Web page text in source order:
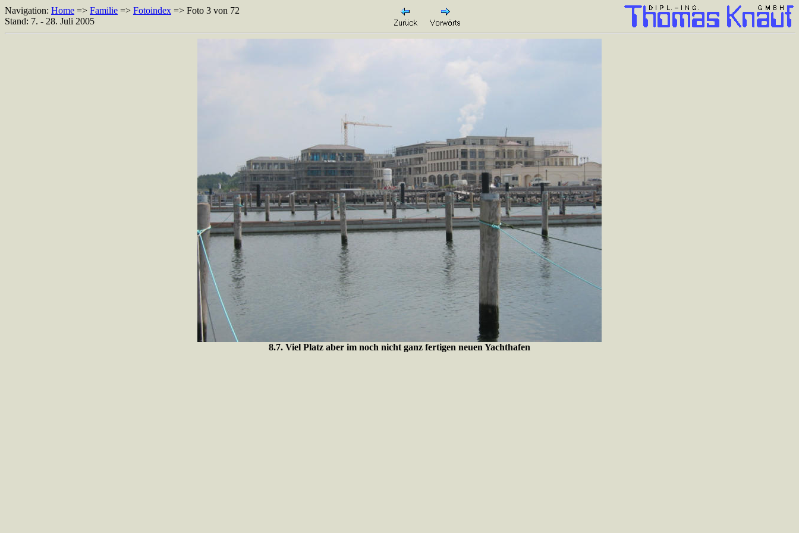
Navigation: Home => Familie => Fotoindex => Foto 3 von 72
Stand: 7. - 28. Juli 2005
8.7. Viel Platz aber im noch nicht ganz fertigen neuen Yachthafen